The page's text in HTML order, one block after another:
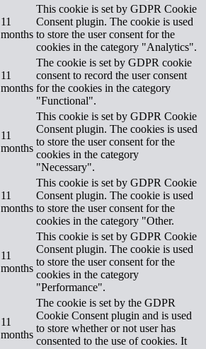
11
months
This cookie is set by GDPR Cookie
Consent plugin. The cookie is used
to store the user consent for the
cookies in the category "Analytics".
11
months
The cookie is set by GDPR cookie
consent to record the user consent
for the cookies in the category
"Functional".
11
months
This cookie is set by GDPR Cookie
Consent plugin. The cookies is used
to store the user consent for the
cookies in the category
"Necessary".
11
months
This cookie is set by GDPR Cookie
Consent plugin. The cookie is used
to store the user consent for the
cookies in the category "Other.
11
months
This cookie is set by GDPR Cookie
Consent plugin. The cookie is used
to store the user consent for the
cookies in the category
"Performance".
11
months
The cookie is set by the GDPR
Cookie Consent plugin and is used
to store whether or not user has
consented to the use of cookies. It